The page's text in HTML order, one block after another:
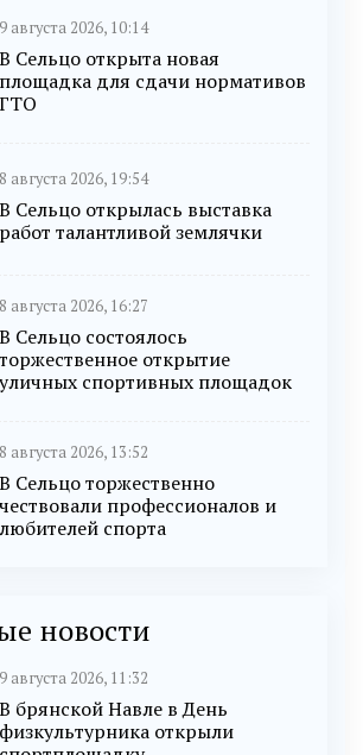
9 августа 2026, 10:14
В Сельцо открыта новая
площадка для сдачи нормативов
ГТО
8 августа 2026, 19:54
В Сельцо открылась выставка
работ талантливой землячки
8 августа 2026, 16:27
В Сельцо состоялось
торжественное открытие
уличных спортивных площадок
8 августа 2026, 13:52
В Сельцо торжественно
чествовали профессионалов и
любителей спорта
новости
9 августа 2026, 11:32
В брянской Навле в День
физкультурника открыли